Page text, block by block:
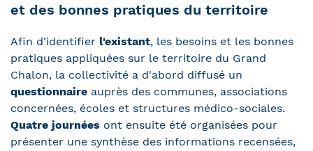
et des bonnes pratiques du territoire
Afin d'identifier l'existant, les besoins et les bonnes
pratiques appliquées sur le territoire du Grand
Chalon, la collectivité a d'abord diffusé un
questionnaire auprès des communes, associations
concernées, écoles et structures médico-sociales.
Quatre journées ont ensuite été organisées pour
présenter une synthèse des informations recensées,